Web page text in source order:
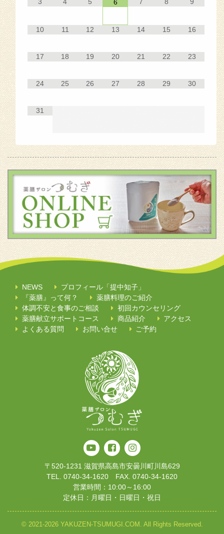
6
10 11 12 13 14 15 16
17 18 19 20 21 22 23
24 25 26 27 28 29 30
31
NEWS
プロフィール「提中知子」
『薬膳』って何？
薬膳料理のご紹介
体調不安と食事のご相談
初回カウンセリング
薬膳献立サポートコース
商品紹介
アクセス
よくある質問
お問い合せ ご予約
〒520-1231 滋賀県高島市安曇川町川島629
TEL. 0740-34-1620 FAX. 0740-34-1620
営業時間：10:00～16:00
定休日：月曜日・日曜日・祝日
© 2021-2026 YAKUZEN-TSUMUGI.COM. All Rights Reserved.